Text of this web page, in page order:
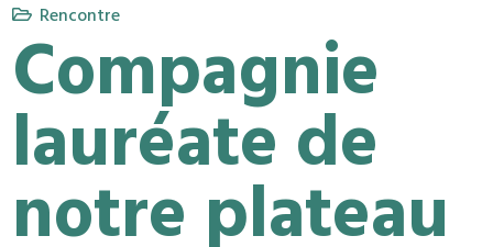
Rencontre
Compagnie
lauréate de
notre plateau